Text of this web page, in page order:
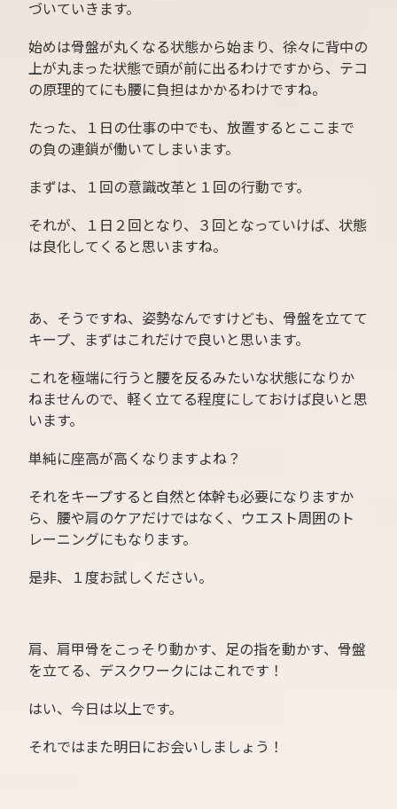
づいていきます。
始めは骨盤が丸くなる状態から始まり、徐々に背中の
上が丸まった状態で頭が前に出るわけですから、テコ
の原理的てにも腰に負担はかかるわけですね。
たった、１日の仕事の中でも、放置するとここまで
の負の連鎖が働いてしまいます。
まずは、１回の意識改革と１回の行動です。
それが、１日２回となり、３回となっていけば、状態
は良化してくると思いますね。
あ、そうですね、姿勢なんですけども、骨盤を立てて
キープ、まずはこれだけで良いと思います。
これを極端に行うと腰を反るみたいな状態になりか
ねませんので、軽く立てる程度にしておけば良いと思
います。
単純に座高が高くなりますよね？
それをキープすると自然と体幹も必要になりますか
ら、腰や肩のケアだけではなく、ウエスト周囲のト
レーニングにもなります。
是非、１度お試しください。
肩、肩甲骨をこっそり動かす、足の指を動かす、骨盤
を立てる、デスクワークにはこれです！
はい、今日は以上です。
それではまた明日にお会いしましょう！